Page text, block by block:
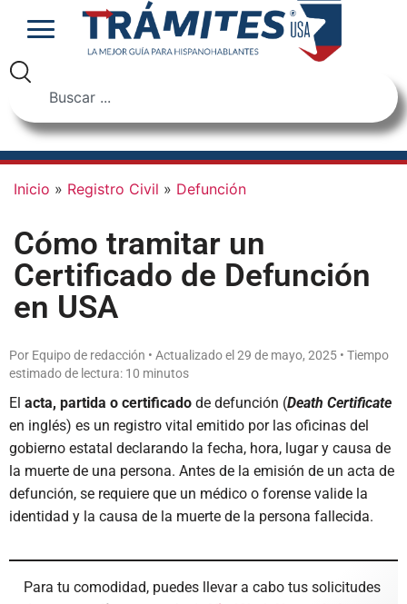
Inicio » Registro Civil » Defunción
Cómo tramitar un
Certificado de Defunción
en USA
Por Equipo de redacción • Actualizado el 29 de mayo, 2025 • Tiempo
estimado de lectura: 10 minutos
El acta, partida o certificado de defunción (Death Certificate
en inglés) es un registro vital emitido por las oficinas del
gobierno estatal declarando la fecha, hora, lugar y causa de
la muerte de una persona. Antes de la emisión de un acta de
defunción, se requiere que un médico o forense valide la
identidad y la causa de la muerte de la persona fallecida.
Para tu comodidad, puedes llevar a cabo tus solicitudes